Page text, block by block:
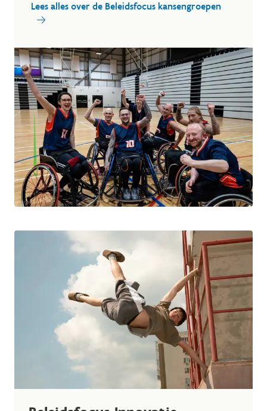
Lees alles over de Beleidsfocus kansengroepen